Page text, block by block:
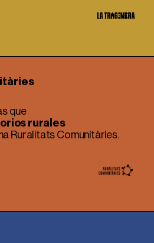
que
rurales
Ruralitats Comunitàries.